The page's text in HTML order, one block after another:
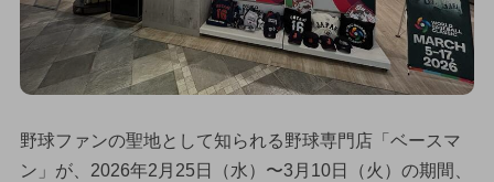
野球ファンの聖地として知られる野球専門店「ベースマ
ン」が、2026年2月25日（水）〜3月10日（火）の期間、